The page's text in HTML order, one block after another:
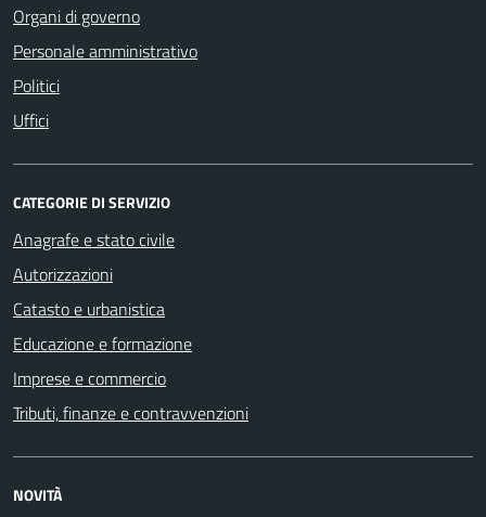
Organi di governo
Personale amministrativo
Politici
Uffici
CATEGORIE DI SERVIZIO
Anagrafe e stato civile
Autorizzazioni
Catasto e urbanistica
Educazione e formazione
Imprese e commercio
Tributi, finanze e contravvenzioni
NOVITÀ